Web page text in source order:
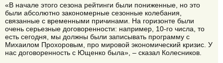
«В начале этого сезона рейтинги были пониженные, но это
были абсолютно закономерные сезонные колебания,
связанные с временными причинами. На горизонте были
очень серьезные договоренности: например, 10-го числа, то
есть сегодня, мы должны были записывать программу с
Михаилом Прохоровым, про мировой экономический кризис. У
нас договоренность с Ющенко была», – сказал Колесников.